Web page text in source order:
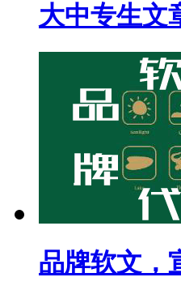
大中专生文
品牌软文，